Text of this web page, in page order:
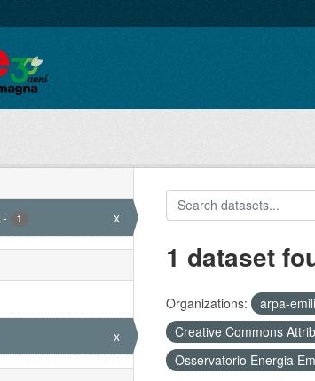
- 1 x
x
1 dataset
Organizations: arpa-
Creative Commons
Osservatorio Energia